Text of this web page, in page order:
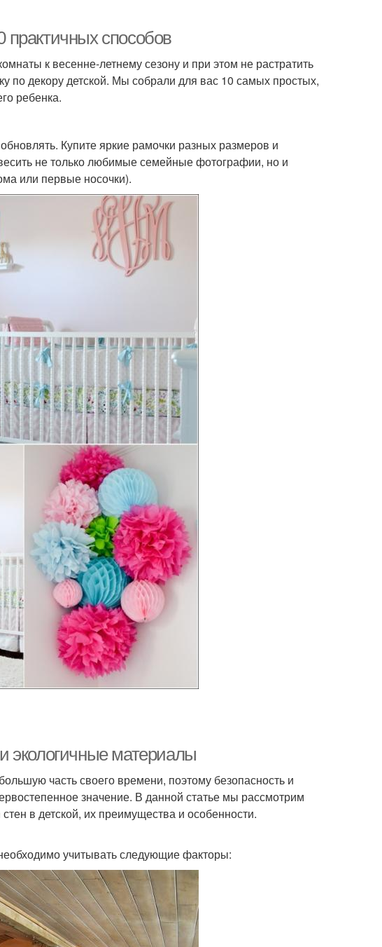
практичных способов
к весенне-летнему сезону и при этом не растратить
декору детской. Мы собрали для вас 10 самых простых,
ребенка.
Купите яркие рамочки разных размеров и
не только любимые семейные фотографии, но и
или первые носочки).
экологичные материалы
часть своего времени, поэтому безопасность и
значение. В данной статье мы рассмотрим
в детской, их преимущества и особенности.
учитывать следующие факторы: